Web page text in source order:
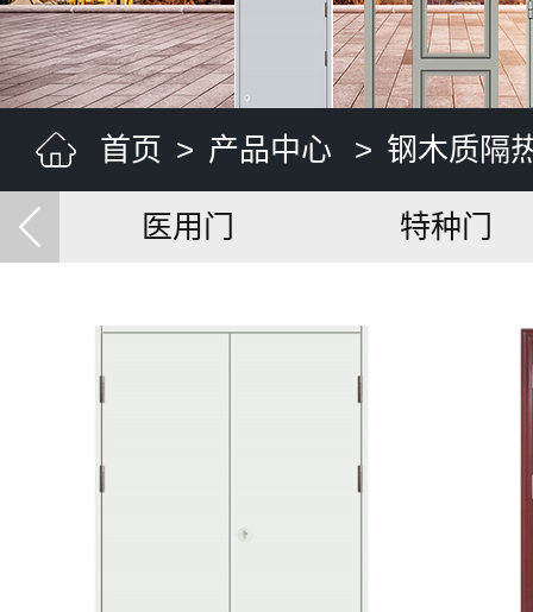
首页 > 产品中心 > 钢木质隔
医用门 特种门